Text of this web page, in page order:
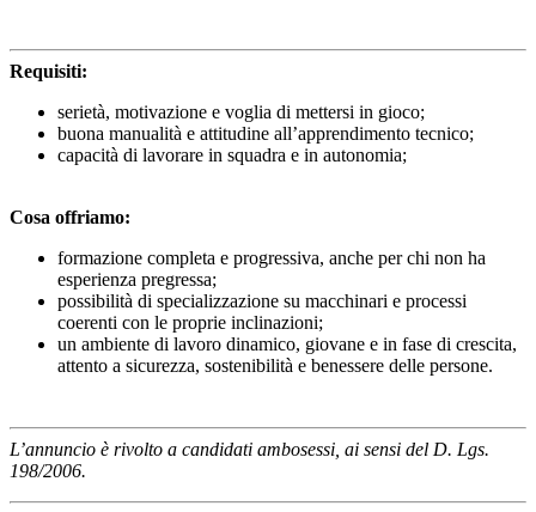
Requisiti:
serietà, motivazione e voglia di mettersi in gioco;
buona manualità e attitudine all’apprendimento tecnico;
capacità di lavorare in squadra e in autonomia;
Cosa offriamo:
formazione completa e progressiva, anche per chi non ha
esperienza pregressa;
possibilità di specializzazione su macchinari e processi
coerenti con le proprie inclinazioni;
un ambiente di lavoro dinamico, giovane e in fase di crescita,
attento a sicurezza, sostenibilità e benessere delle persone.
L’annuncio è rivolto a candidati ambosessi, ai sensi del D. Lgs.
198/2006.